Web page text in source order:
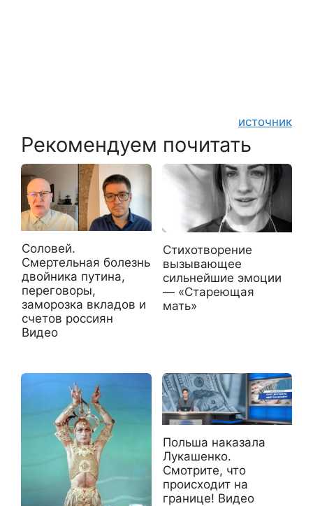
источник
Рекомендуем почитать
Соловей.
Смертельная болезнь
двойника путина,
переговоры,
заморозка вкладов и
счетов россиян
Видео
Стихотворение
вызывающее
сильнейшие эмоции
— «Стареющая
мать»
Польша наказала
Лукашенко.
Смотрите, что
происходит на
границе! Видео